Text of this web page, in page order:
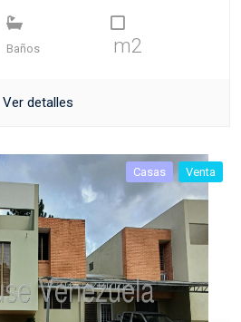
Baños m2
Ver detalles
Casas Venta